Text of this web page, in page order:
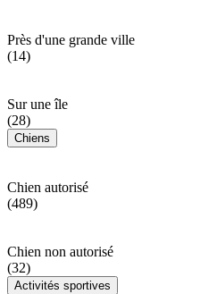
Près d'une grande ville
(14)
Sur une île
(28)
Chiens
Chien autorisé
(489)
Chien non autorisé
(32)
Activités sportives